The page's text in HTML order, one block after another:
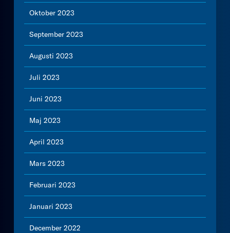
Oktober 2023
September 2023
Augusti 2023
Juli 2023
Juni 2023
Maj 2023
April 2023
Mars 2023
Februari 2023
Januari 2023
December 2022